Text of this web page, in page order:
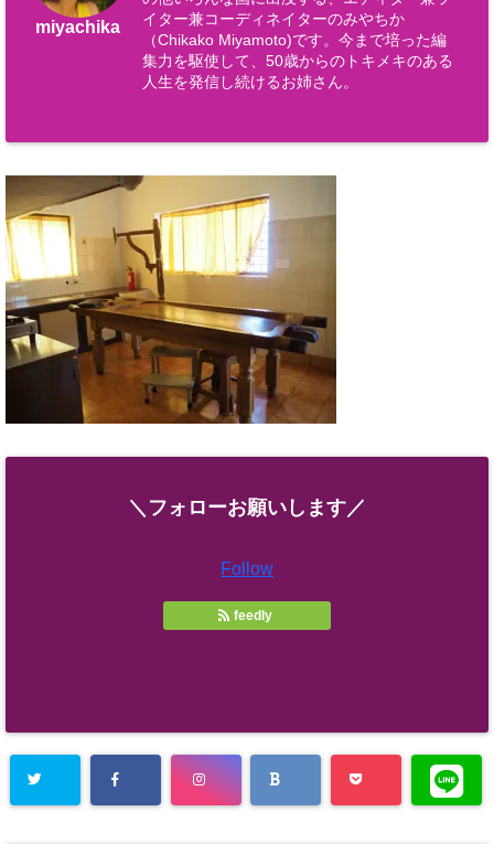
miyachika
イター兼コーディネイターのみやちか
（Chikako Miyamoto)です。今まで培った編
集力を駆使して、50歳からのトキメキのある
人生を発信し続けるお姉さん。
＼フォローお願いします／
Follow
feedly